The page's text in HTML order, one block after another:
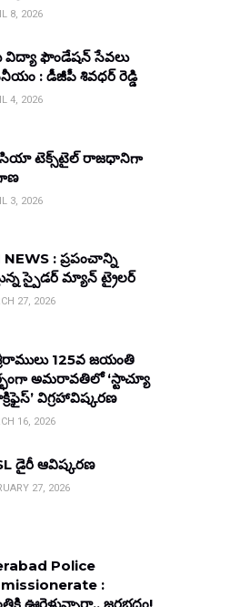
8, 2026
విద్యా ఫౌండేషన్ సేవలు
: డీజీపీ శివధర్ రెడ్డి
4, 2026
టెక్స్‌టైల్ రాజధానిగా
3, 2026
NEWS : ప్రపంచాన్ని
స్పైడర్ మ్యాన్ ట్రైలర్
27, 2026
125వ జయంతి
అమరావతిలో ‘స్టాచ్యూ
విగ్రహావిష్కరణ
16, 2026
డైరీ ఆవిష్కరణ
27, 2026
Police
: